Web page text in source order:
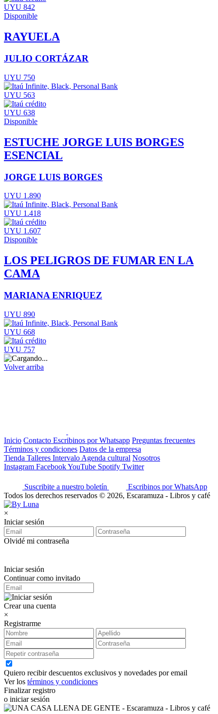
UYU 842
Disponible
RAYUELA
JULIO CORTÁZAR
UYU 750
UYU 563
UYU 638
Disponible
ESTUCHE JORGE LUIS BORGES
ESENCIAL
JORGE LUIS BORGES
UYU 1.890
UYU 1.418
UYU 1.607
Disponible
LOS PELIGROS DE FUMAR EN LA
CAMA
MARIANA ENRIQUEZ
UYU 890
UYU 668
UYU 757
Volver arriba
Inicio Contacto Escribinos por Whatsapp Preguntas frecuentes
Términos y condiciones Datos de la empresa
Tienda Talleres Intervalo Agenda cultural Nosotros
Instagram FacebookYouTube Spotify Twitter
Suscribite a nuestro boletín
Escribinos por WhatsApp
Todos los derechos reservados © 2026, Escaramuza - Libros y café
×
Iniciar sesión
Olvidé mi contraseña
Iniciar sesión
Continuar como invitado
Crear una cuenta
×
Registrarme
Quiero recibir descuentos exclusivos y novedades por email
Ver los términos y condiciones
Finalizar registro
o iniciar sesión